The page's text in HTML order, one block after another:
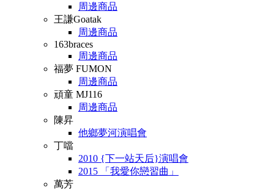
周邊商品
王謙Goatak
周邊商品
163braces
周邊商品
福夢 FUMON
周邊商品
頑童 MJ116
周邊商品
陳昇
他鄉夢河演唱會
丁噹
2010 {下一站天后}演唱會
2015 「我愛你戀習曲」
萬芳